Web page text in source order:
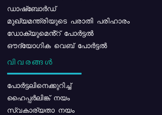
ഡാഷ്ബോർഡ്
മുഖ്യമന്ത്രിയുടെ പരാതി പരിഹാരം
ഡോക്യുമെൻ്റ് പോർട്ടൽ
ഔദ്യോഗിക വെബ് പോർട്ടൽ
വിവരങ്ങൾ
പോര്‍ട്ടലിനെക്കുറിച്ച്
ഹൈപ്പർലിങ്ക് നയം
സ്വകാര്യതാ നയം